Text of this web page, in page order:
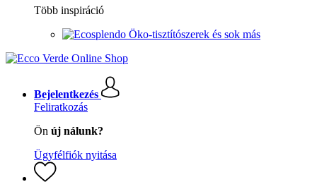
Több inspiráció
Öko-tisztítószerek és sok más
Bejelentkezés
Feliratkozás
Ön új nálunk?
Ügyfélfiók nyitása